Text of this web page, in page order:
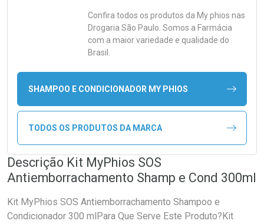
Confira todos os produtos da My phios nas
Drogaria São Paulo. Somos a Farmácia
com a maior variedade e qualidade do
Brasil.
SHAMPOO E CONDICIONADOR MY PHIOS
TODOS OS PRODUTOS DA MARCA
Descrição Kit MyPhios SOS
Antiemborrachamento Shamp e Cond 300ml
Kit MyPhios SOS Antiemborrachamento Shampoo e
Condicionador 300 mlPara Que Serve Este Produto?Kit